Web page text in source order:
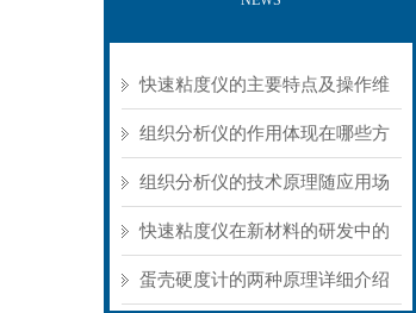
快速粘度仪的主要特点及操作维
护方式
组织分析仪的作用体现在哪些方
面？
组织分析仪的技术原理随应用场
景不同存在明显差异
快速粘度仪在新材料的研发中的
应用
蛋壳硬度计的两种原理详细介绍